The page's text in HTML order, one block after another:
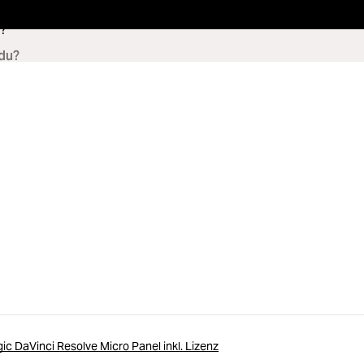
DaVinci Resolve Micro Panel inkl. Lizenz